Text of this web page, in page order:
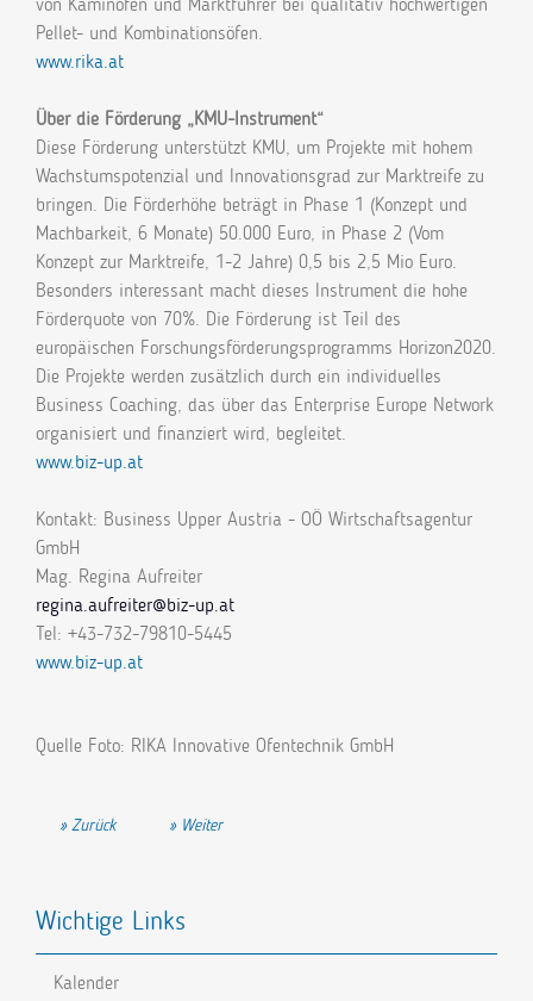
Pellet- und Kombinationsöfen.
www.rika.at
Über die Förderung „KMU-Instrument“
Diese Förderung unterstützt KMU, um Projekte mit hohem
Wachstumspotenzial und Innovationsgrad zur Marktreife zu
bringen. Die Förderhöhe beträgt in Phase 1 (Konzept und
Machbarkeit, 6 Monate) 50.000 Euro, in Phase 2 (Vom
Konzept zur Marktreife, 1-2 Jahre) 0,5 bis 2,5 Mio Euro.
Besonders interessant macht dieses Instrument die hohe
Förderquote von 70%. Die Förderung ist Teil des
europäischen Forschungsförderungsprogramms Horizon2020.
Die Projekte werden zusätzlich durch ein individuelles
Business Coaching, das über das Enterprise Europe Network
organisiert und finanziert wird, begleitet.
www.biz-up.at
Kontakt: Business Upper Austria - OÖ Wirtschaftsagentur
GmbH
Mag. Regina Aufreiter
regina.aufreiter@biz-up.at
Tel: +43-732-79810-5445
www.biz-up.at
Quelle Foto: RIKA Innovative Ofentechnik GmbH
Vorheriger Beitrag: Neue Technologie für altes Holz
Zurück Nächster Beitrag: Anforderungen an zukünftige
Weiter
Wichtige Links
Kalender